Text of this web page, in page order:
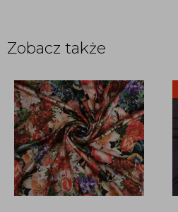
Zobacz także